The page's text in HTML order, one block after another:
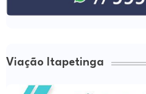
Viação Itapetinga